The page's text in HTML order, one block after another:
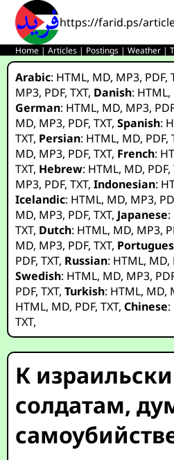
https://farid.ps/
Home |Articles | Postings |Weather |
Arabic: HTML, MD, MP3, PDF,
MP3, PDF,TXT, Danish: HTML,
German: HTML, MD, MP3,
MD, MP3, PDF,TXT,Spanish:
TXT, Persian: HTML, MD, PDF,
MD, MP3, PDF,TXT, French:
TXT, Hebrew: HTML, MD, PDF,
MP3, PDF,TXT,Indonesian:
Icelandic: HTML, MD, MP3,
MD, MP3, PDF,TXT, Japanese:
TXT, Dutch: HTML, MD, MP3,
MD, MP3, PDF,TXT,
PDF,TXT, Russian: HTML, MD,
Swedish: HTML, MD, MP3,
PDF,TXT,Turkish: HTML, MD,
HTML, MD, PDF,TXT,Chinese:
TXT,
К
солдатам,